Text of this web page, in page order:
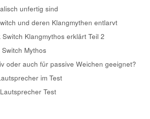
unfertig sind
und deren Klangmythen entlarvt
Klangmythos erklärt Teil 2
Mythos
oder auch für passive Weichen geeignet?
im Test
Test